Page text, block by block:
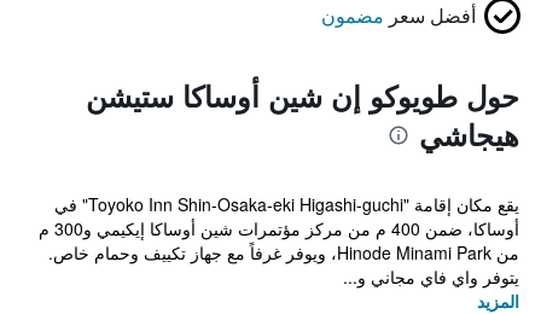
أفضل سعر مضمون
حول طويوكو إن شين أوساكا ستيشن
هيجاشي
يقع مكان إقامة "Toyoko Inn Shin-Osaka-eki Higashi-guchi" في
أوساكا، ضمن 400 م من مركز مؤتمرات شين أوساكا إيكيمي و300 م
من Hinode Minami Park، ويوفر غرفاً مع جهاز تكييف وحمام خاص.
يتوفر واي فاي مجاني و...
المزيد